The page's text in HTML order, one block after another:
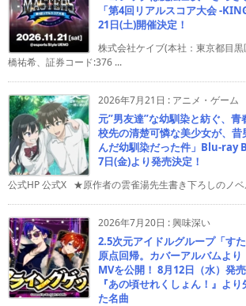
「第4回リアルスコア大会 -
21日(土)開催決定！
株式会社ケイブ(本社：東京都目
橋祐希、証券コード:376 ...
2026年7月21日 : アニメ・ゲーム
元”男友達”な幼馴染と紡ぐ、
校先の清楚可憐な美少女が、
んだ幼馴染だった件」Blu-ray
7日(金)より発売決定！
公式HP 公式X ★原作者の雲雀湯先生書き下ろしのノベ
2026年7月20日 :興味深い
2.5次元アイドルグループ「す
原点回帰。カバーアルバムより
MVを公開！ 8月12日（水）発
『あの頃せれくしょん！』よ
た名曲